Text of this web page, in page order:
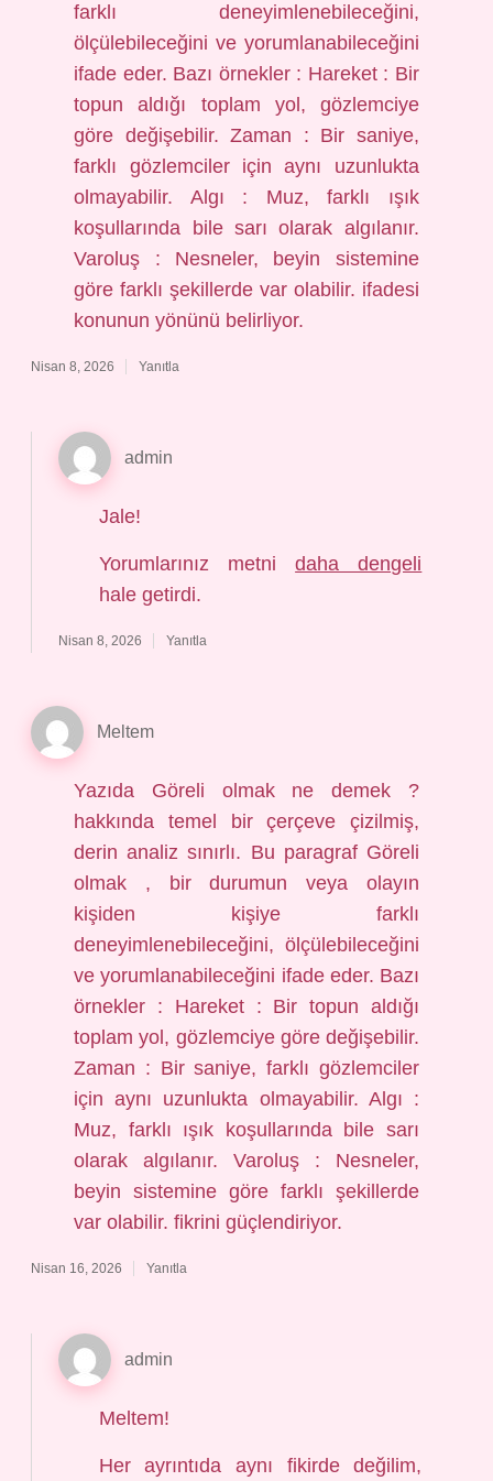
farklı deneyimlenebileceğini,
ölçülebileceğini ve yorumlanabileceğini
ifade eder. Bazı örnekler : Hareket : Bir
topun aldığı toplam yol, gözlemciye
göre değişebilir. Zaman : Bir saniye,
farklı gözlemciler için aynı uzunlukta
olmayabilir. Algı : Muz, farklı ışık
koşullarında bile sarı olarak algılanır.
Varoluş : Nesneler, beyin sistemine
göre farklı şekillerde var olabilir. ifadesi
konunun yönünü belirliyor.
Nisan 8, 2026 Yanıtla
admin
Jale!
Yorumlarınız metnidaha dengeli
hale getirdi.
Nisan 8, 2026 Yanıtla
Meltem
Yazıda Göreli olmak ne demek ?
hakkında temel bir çerçeve çizilmiş,
derin analiz sınırlı. Bu paragraf Göreli
olmak , bir durumun veya olayın
kişiden kişiye farklı
deneyimlenebileceğini, ölçülebileceğini
ve yorumlanabileceğini ifade eder. Bazı
örnekler : Hareket : Bir topun aldığı
toplam yol, gözlemciye göre değişebilir.
Zaman : Bir saniye, farklı gözlemciler
için aynı uzunlukta olmayabilir. Algı :
Muz, farklı ışık koşullarında bile sarı
olarak algılanır. Varoluş : Nesneler,
beyin sistemine göre farklı şekillerde
var olabilir. fikrini güçlendiriyor.
Nisan 16, 2026 Yanıtla
admin
Meltem!
Her ayrıntıda aynı fikirde değilim,